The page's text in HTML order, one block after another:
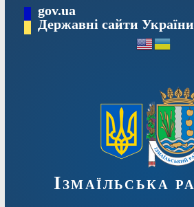
вмісту
gov.ua
Державні сайти України
Ізмаїльська